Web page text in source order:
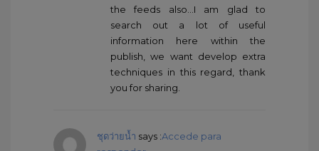
the feeds also…I am glad to
search out a lot of useful
information here within the
publish, we want develop extra
techniques in this regard, thank
you for sharing.
ชุดว่ายน้ำ says :Accede para